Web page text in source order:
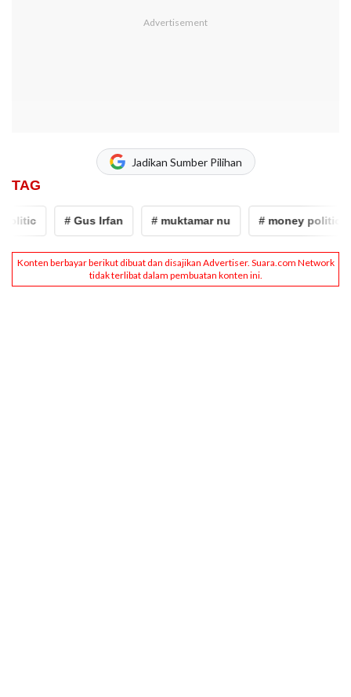
Jadikan Sumber Pilihan
TAG
# Gus Irfan # muktamar nu # money politic